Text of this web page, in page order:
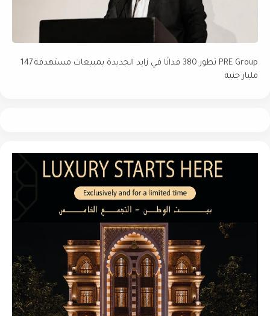
PRE Group تطور 380 فدانًا في زايد الجديدة بمبيعات مستهدفة 147
مليار جنيه